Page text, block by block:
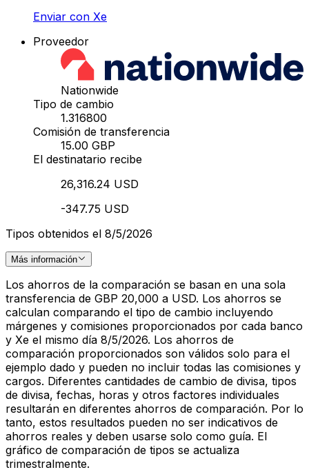
Enviar con Xe
Proveedor
Nationwide
Tipo de cambio
1.316800
Comisión de transferencia
15.00 GBP
El destinatario recibe
26,316.24 USD
-347.75 USD
Tipos obtenidos el 8/5/2026
Más información
Los ahorros de la comparación se basan en una sola
transferencia de GBP 20,000 a USD. Los ahorros se
calculan comparando el tipo de cambio incluyendo
márgenes y comisiones proporcionados por cada banco
y Xe el mismo día 8/5/2026. Los ahorros de
comparación proporcionados son válidos solo para el
ejemplo dado y pueden no incluir todas las comisiones y
cargos. Diferentes cantidades de cambio de divisa, tipos
de divisa, fechas, horas y otros factores individuales
resultarán en diferentes ahorros de comparación. Por lo
tanto, estos resultados pueden no ser indicativos de
ahorros reales y deben usarse solo como guía. El
gráfico de comparación de tipos se actualiza
trimestralmente.